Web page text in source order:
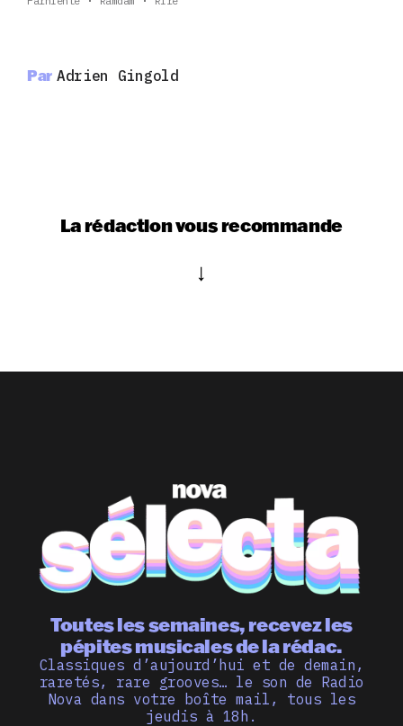
Par Adrien Gingold
La rédaction vous recommande
Toutes les semaines, recevez les
pépites musicales de la rédac.
Classiques d’aujourd’hui et de demain,
raretés, rare grooves… le son de Radio
Nova dans votre boîte mail, tous les
jeudis à 18h.